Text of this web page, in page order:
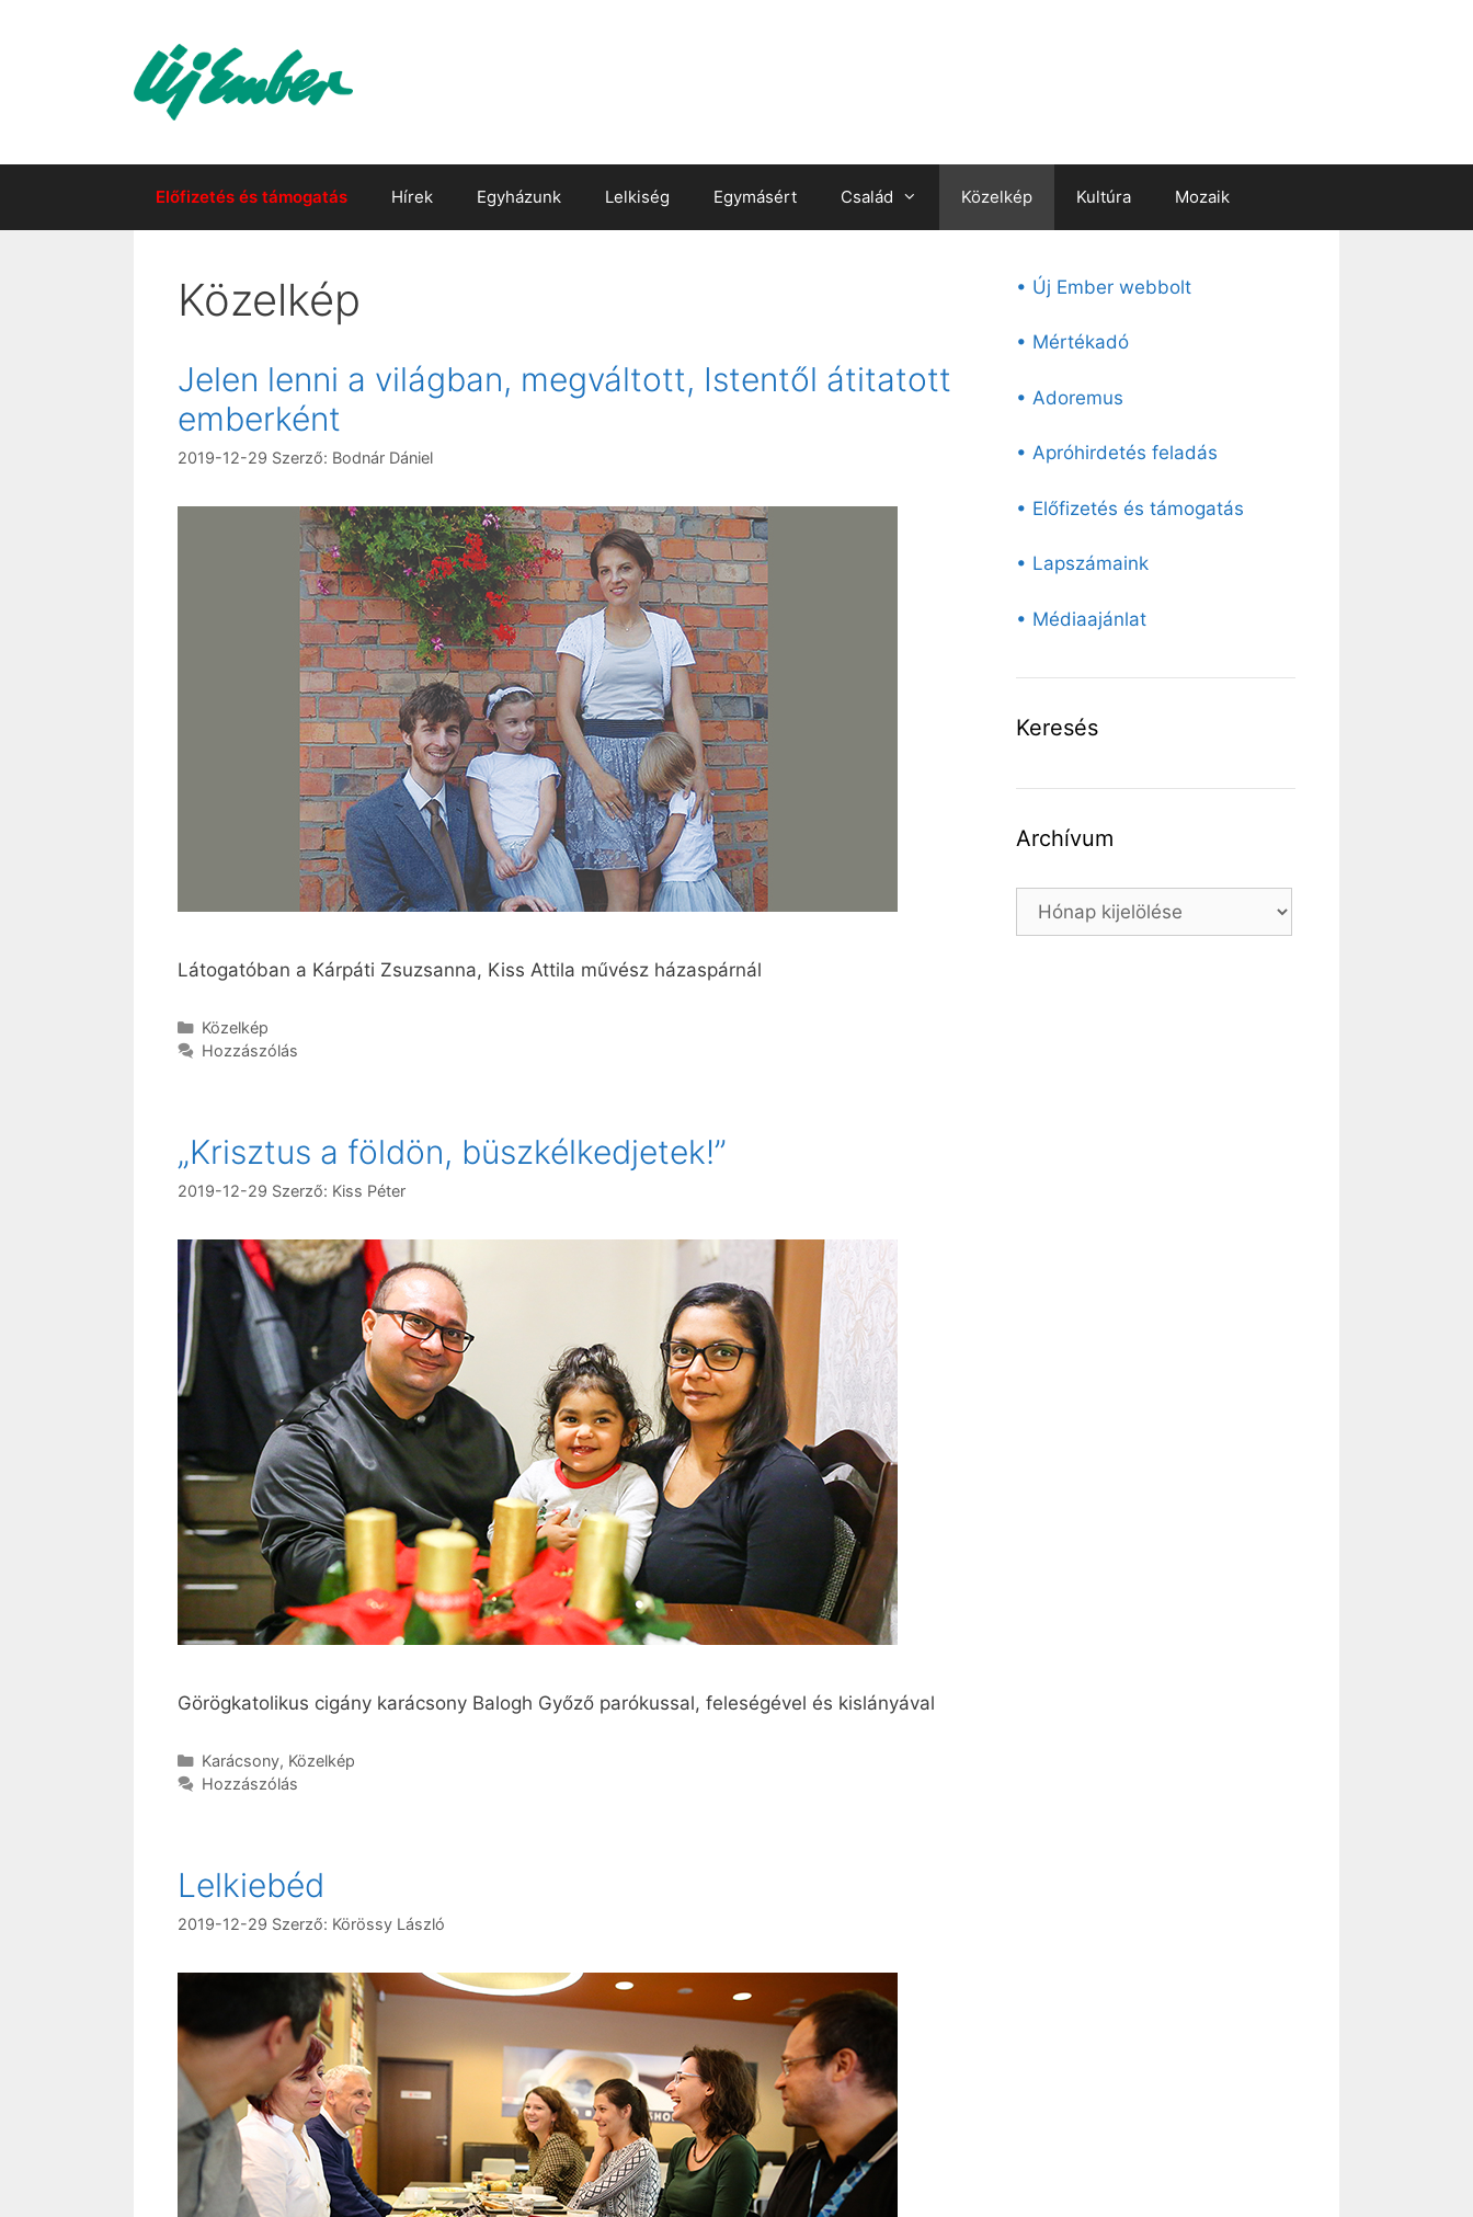
Előfizetés és támogatás Hírek Egyházunk Lelkiség Egymásért Család Közelkép Kultúra Mozaik
Közelkép
Jelen lenni a világban, megváltott, Istentől átitatott
emberként
2019-12-29 Szerző: Bodnár Dániel
Látogatóban a Kárpáti Zsuzsanna, Kiss Attila művész házaspárnál
Kategória
Közelkép
Hozzászólás
„Krisztus a földön, büszkélkedjetek!”
2019-12-29 Szerző: Kiss Péter
Görögkatolikus cigány karácsony Balogh Győző parókussal, feleségével és kislányával
Kategória
Karácsony, Közelkép
Hozzászólás
Lelkiebéd
2019-12-29 Szerző: Körössy László
• Új Ember webbolt
• Mértékadó
• Adoremus
• Apróhirdetés feladás
• Előfizetés és támogatás
• Lapszámaink
• Médiaajánlat
Keresés
Archívum
Archívum